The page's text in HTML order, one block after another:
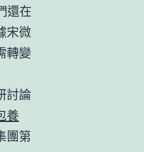
還在
宋微
轉變
討論
養
團第